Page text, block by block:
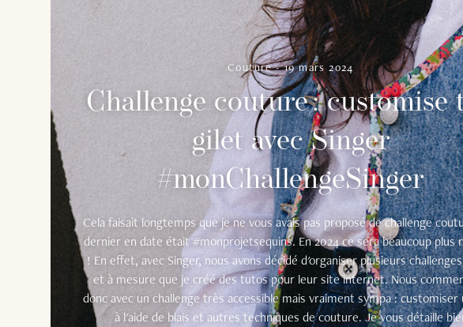
Couture-19 mars 2024
Challenge couture : customise
gilet avec Singer
#monChallengeSinger
Cela faisait longtemps que je ne vous avais pas proposé de challenge
dernier en date était #monprojetsequins. En 2024 ce sera beaucoup plus
! En effet, avec Singer, nous avons décidé d'organiser plusieurs
et à mesure que je créé des tutos pour leur site internet. Nous
donc avec un challenge très accessible mais vraiment sympa : customiser
à l'aide de biais et autres techniques de couture. Je vous détaille